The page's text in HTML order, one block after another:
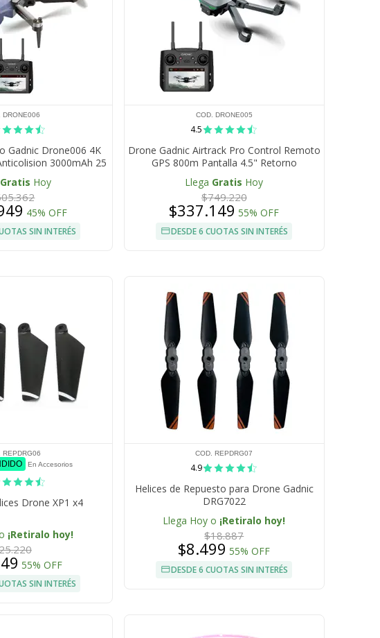
DRONE006
Gadnic Drone006 4K
3000mAh 25
45
Gratis Hoy
45% OFF
SIN INTERÉS
COD. DRONE005
4.5
Drone Gadnic Airtrack Pro Control Remoto
GPS 800m Pantalla 4.5" Retorno
Automático
Llega Gratis Hoy
$749.220
$337.149 55% OFF
DESDE 6 CUOTAS SIN INTERÉS
REPDRG06
En Accesorios
Drone XP1 x4
¡Retiralo hoy!
55% OFF
SIN INTERÉS
COD. REPDRG07
4.9
Helices de Repuesto para Drone Gadnic
DRG7022
Llega Hoy o ¡Retiralo hoy!
$18.887
$8.499 55% OFF
DESDE 6 CUOTAS SIN INTERÉS